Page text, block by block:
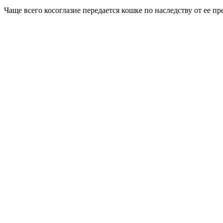
Чаще всего косоглазие передается кошке по наследству от ее